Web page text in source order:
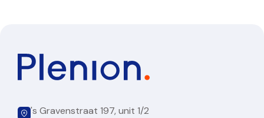
's Gravenstraat 197, unit 1/2